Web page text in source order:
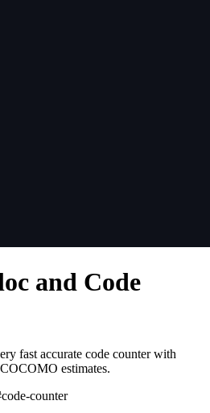
and Code
fast accurate code counter with
estimates.
counter